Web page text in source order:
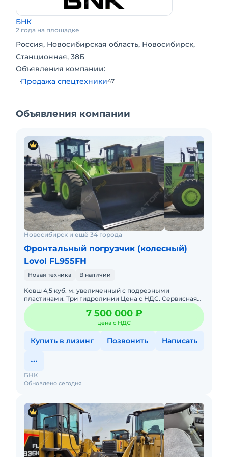
Сервисная горячая линия. Доставка по РФ.
Подбор комплектации. Полная документация.
Локация техники г. Новосибирск, Кемерово,
Новокузнецк, Киселевск.
БНК
2 года на площадке
Россия, Новосибирская область, Новосибирск,
Станционная, 38Б
Объявления компании:
Продажа спецтехники47
Объявления компании
Новосибирск и ещё 34 города
Фронтальный погрузчик (колесный)
Lovol FL955FH
Новая техника В наличии
Ковш 4,5 куб. м. увеличенный с подрезными
пластинами. Три гидролинии Цена с НДС. Сервисная
горячая линия. Склад запасных частей. Доставка по
РФ. В наличии. д
7 500 000 ₽
цена с НДС
Купить в лизинг Позвонить Написать
Обновлено сегодня
БНК